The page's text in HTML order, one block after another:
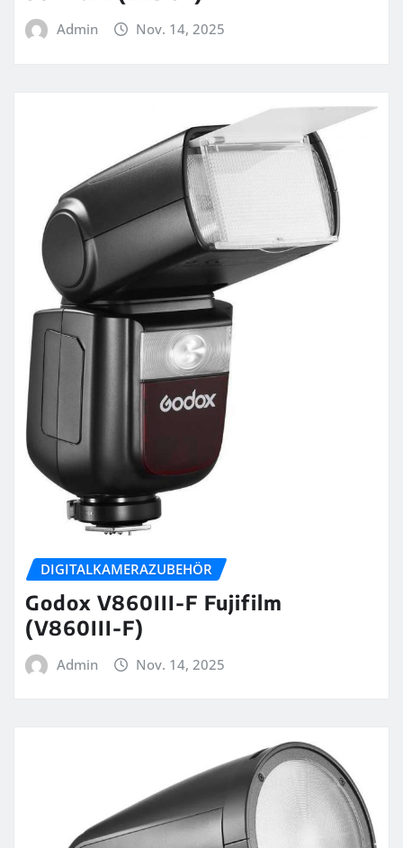
Admin Nov. 14, 2025
DIGITALKAMERAZUBEHÖR
Godox V860III-F Fujifilm
(V860III-F)
Admin Nov. 14, 2025